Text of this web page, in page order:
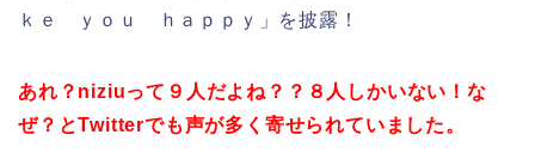
ｋｅ ｙｏｕ ｈａｐｐｙ
」を披露！
あれ？niziuって９人だよね？？８人しかいない！な
ぜ？とTwitterでも声が多く寄せられていました。